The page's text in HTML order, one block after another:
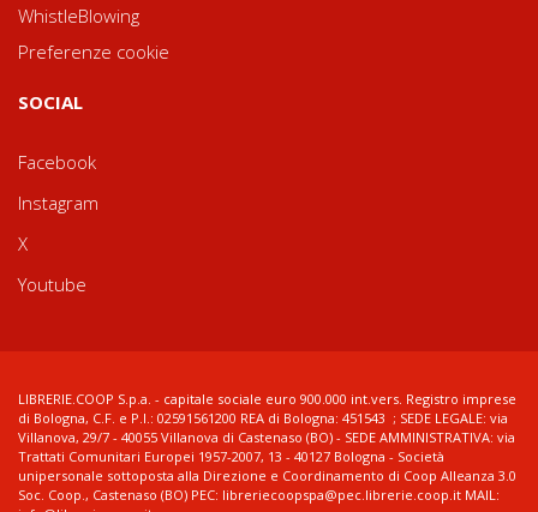
WhistleBlowing
Preferenze cookie
SOCIAL
Facebook
Instagram
X
Youtube
LIBRERIE.COOP S.p.a. - capitale sociale euro 900.000 int.vers. Registro imprese
di Bologna, C.F. e P.I.: 02591561200 REA di Bologna: 451543 ; SEDE LEGALE: via
Villanova, 29/7 - 40055 Villanova di Castenaso (BO) - SEDE AMMINISTRATIVA: via
Trattati Comunitari Europei 1957-2007, 13 - 40127 Bologna - Società
unipersonale sottoposta alla Direzione e Coordinamento di Coop Alleanza 3.0
Soc. Coop., Castenaso (BO) PEC: libreriecoopspa@pec.librerie.coop.it MAIL: